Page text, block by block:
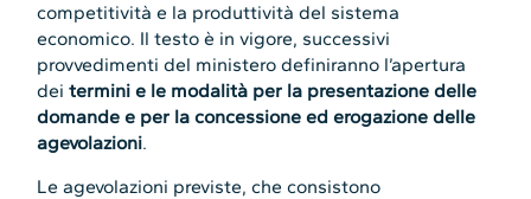
competitività e la produttività del sistema
economico. Il testo è in vigore, successivi
provvedimenti del ministero definiranno l’apertura
deitermini e le modalità per la presentazione delle
domande e per la concessione ed erogazione delle
agevolazioni.
Le agevolazioni previste, che consistono